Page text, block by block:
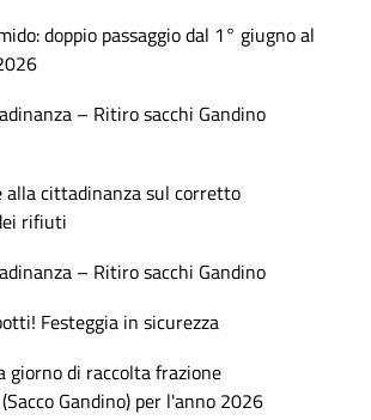
doppio passaggio dal 1° giugno al
– Ritiro sacchi Gandino
alla cittadinanza sul corretto
rifiuti
– Ritiro sacchi Gandino
Festeggia in sicurezza
giorno di raccolta frazione
Gandino) per l'anno 2026